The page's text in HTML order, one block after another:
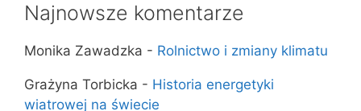
Najnowsze komentarze
Monika Zawadzka - Rolnictwo i zmiany klimatu
Grażyna Torbicka - Historia energetyki
wiatrowej na świecie